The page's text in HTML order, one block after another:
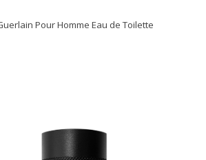
Pour Homme Eau de Toilette